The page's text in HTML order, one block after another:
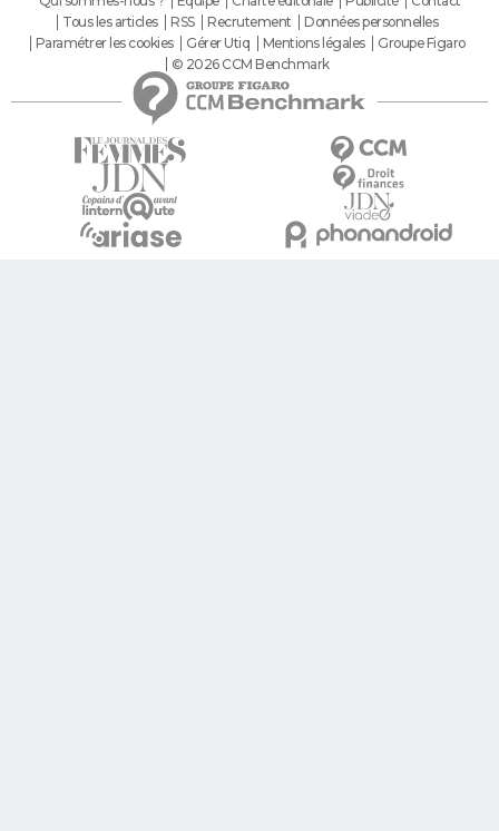
Tous les articles
RSS Recrutement
Données personnelles
Paramétrer les cookies
Gérer Utiq Mentions légales
Groupe Figaro
© 2026 CCM Benchmark